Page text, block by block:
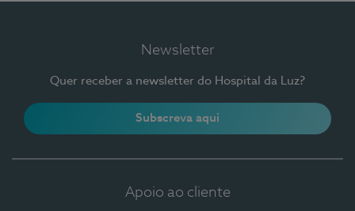
Newsletter
Quer receber a newsletter do Hospital da Luz?
Subscreva aqui
Apoio ao cliente